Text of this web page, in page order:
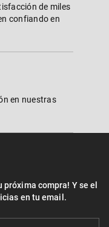
de miles
confiando en
en nuestras
próxima compra! Y se el
en tu email.